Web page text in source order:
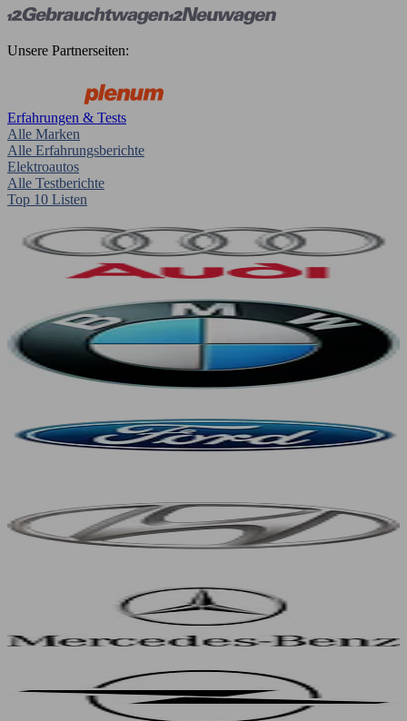
Unsere Partnerseiten:
Erfahrungen & Tests
Alle Marken
Alle Erfahrungsberichte
Elektroautos
Alle Testberichte
Top 10 Listen